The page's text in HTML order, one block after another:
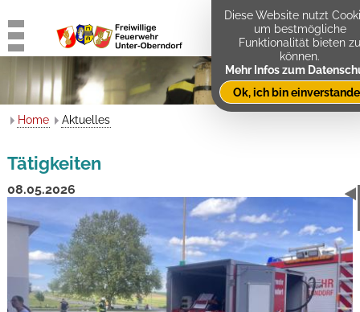
Home Aktuelles
Tätigkeiten
08.05.2026
Diese Website nutzt
um bestmögliche
Funktionalität bieten zu
können.
Mehr Infos zum
Ok, ich bin